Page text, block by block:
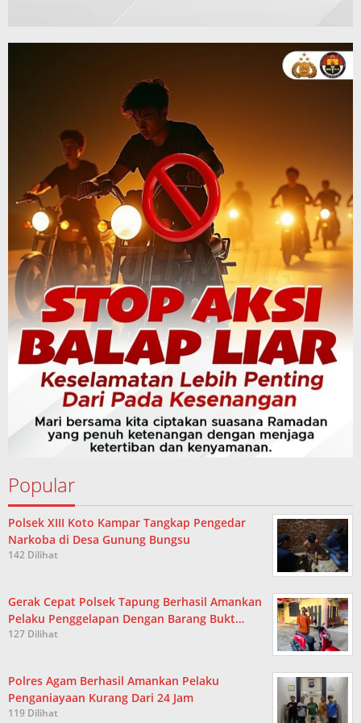
Popular
Polsek XIII Koto Kampar Tangkap Pengedar
Narkoba di Desa Gunung Bungsu
142 Dilihat
Gerak Cepat Polsek Tapung Berhasil Amankan
Pelaku Penggelapan Dengan Barang Bukt…
127 Dilihat
Polres Agam Berhasil Amankan Pelaku
Penganiayaan Kurang Dari 24 Jam
119 Dilihat